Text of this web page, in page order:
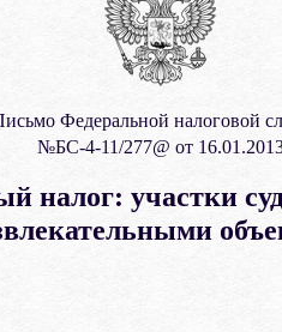
Федеральной налоговой
№БС-4-11/277@ от
налог: участки